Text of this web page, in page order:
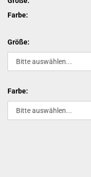
Farbe:
Größe:
Farbe: